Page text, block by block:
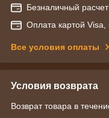
Безналичный расчет
Оплата картой
Все условия оплаты
Условия возврата
Возврат товара в